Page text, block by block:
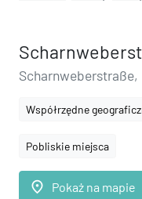
Współrzędne
Pobliskie miejsca
place Pokaż na mapie